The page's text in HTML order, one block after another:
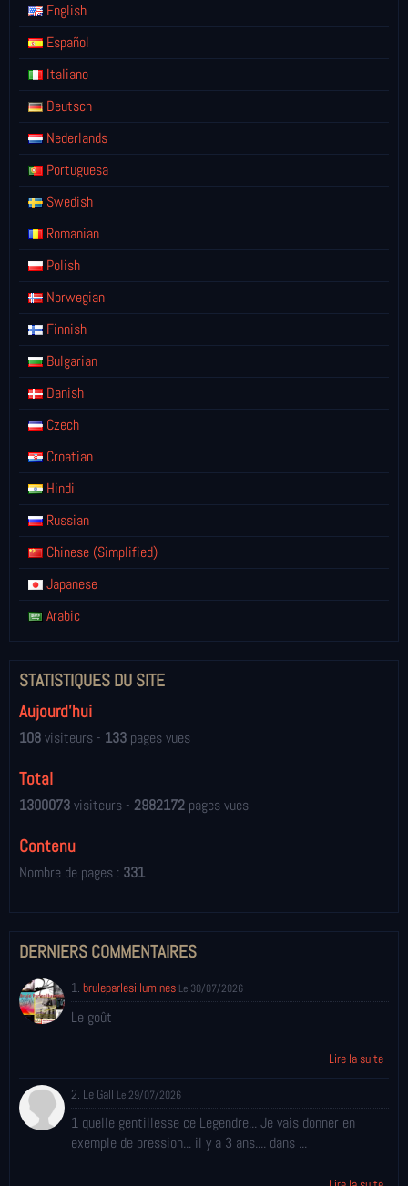
English
Español
Italiano
Deutsch
Nederlands
Portuguesa
Swedish
Romanian
Polish
Norwegian
Finnish
Bulgarian
Danish
Czech
Croatian
Hindi
Russian
Chinese (Simplified)
Japanese
Arabic
STATISTIQUES DU SITE
Aujourd'hui
108visiteurs - 133 pages vues
Total
1300073visiteurs - 2982172 pages vues
Contenu
Nombre de pages : 331
DERNIERS COMMENTAIRES
1. bruleparlesillumines Le 30/07/2026
Le goût
Lire la suite
2. Le Gall Le 29/07/2026
1 quelle gentillesse ce Legendre... Je vais donner en
exemple de pression... il y a 3 ans.... dans ...